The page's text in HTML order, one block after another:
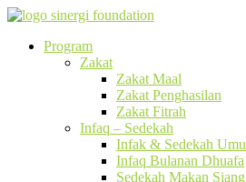
Program
Zakat
Zakat Maal
Zakat Penghasilan
Zakat Fitrah
Infaq – Sedekah
Infak & Sedekah
Infaq Bulanan Dhuafa
Sedekah Makan